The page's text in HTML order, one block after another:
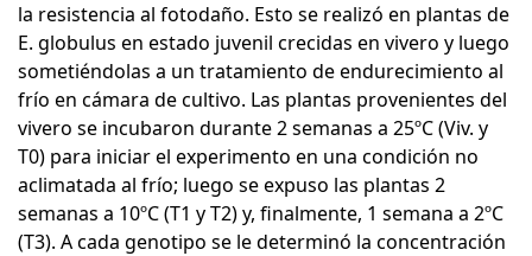
la resistencia al fotodaño. Esto se realizó en plantas de
E. globulus en estado juvenil crecidas en vivero y luego
sometiéndolas a un tratamiento de endurecimiento al
frío en cámara de cultivo. Las plantas provenientes del
vivero se incubaron durante 2 semanas a 25ºC (Viv. y
T0) para iniciar el experimento en una condición no
aclimatada al frío; luego se expuso las plantas 2
semanas a 10ºC (T1 y T2) y, finalmente, 1 semana a 2ºC
(T3). A cada genotipo se le determinó la concentración